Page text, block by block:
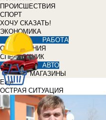
ПРОИСШЕСТВИЯ
СПОРТ
ХОЧУ СКАЗАТЬ!
ЭКОНОМИКА
РАБОТА
ОБЪЯВЛЕНИЯ
СПРАВОЧНИК
АВТО
МАГАЗИНЫ
Еще
ОСТРАЯ СИТУАЦИЯ